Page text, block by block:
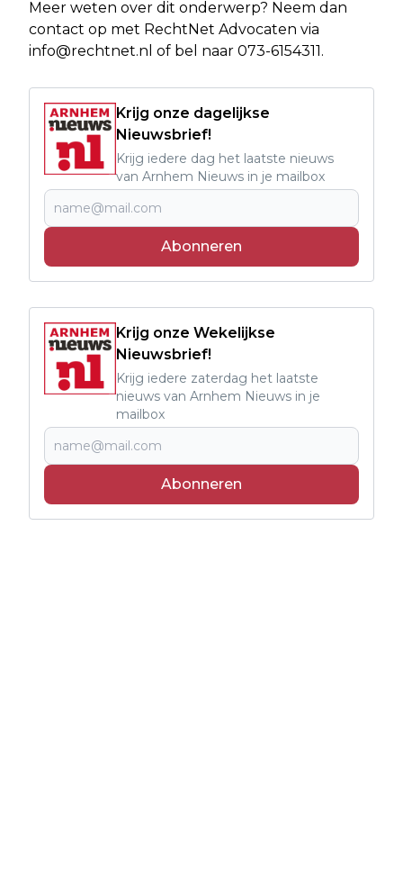
Meer weten over dit onderwerp? Neem dan
contact op met RechtNet Advocaten via
info@rechtnet.nl of bel naar 073-6154311.
Krijg onze dagelijkse
Nieuwsbrief!
Krijg iedere dag het laatste nieuws
van Arnhem Nieuws in je mailbox
Abonneren
Krijg onze Wekelijkse
Nieuwsbrief!
Krijg iedere zaterdag het laatste
nieuws van Arnhem Nieuws in je
mailbox
Abonneren